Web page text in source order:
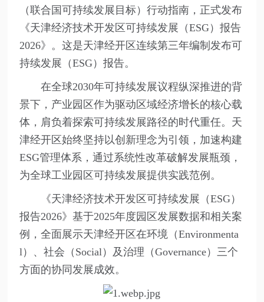
（联合国可持续发展目标）行动指南，正式发布
《天津经济技术开发区可持续发展（ESG）报告
2026》。这是天津经开区连续第三年编制发布可
持续发展（ESG）报告。
在全球2030年可持续发展议程纵深推进的背
景下，产业园区作为驱动区域经济增长的核心载
体，肩负着探索可持续发展路径的时代重任。天
津经开区始终坚持以创新理念为引领，加速构建
ESG管理体系，通过系统性改革破解发展瓶颈，
为全球工业园区可持续发展提供实践范例。
《天津经济技术开发区可持续发展（ESG）
报告2026》基于2025年度园区发展数据和相关案
例，全面展示天津经开区在环境（Environmenta
l）、社会（Social）及治理（Governance）三个
方面的协同发展成效。